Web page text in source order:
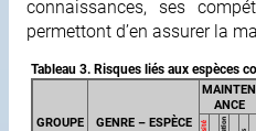
connaissances, ses
permettont d’en assurer la
Tableau 3. Risques liés aux espèces
GROUPE GENRE – ESPÈCE
MAINTEN
ANCE